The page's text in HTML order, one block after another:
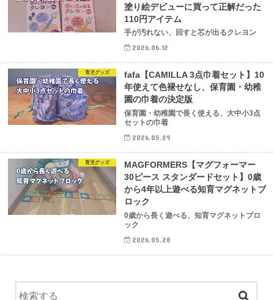
塗り絵デビューに買って正解だった
110円アイテム
手が汚れない、回すと芯が出るクレヨン
2026.06.12
育児グッズ
fafa【CAMILLA 3点巾着セット】10
年使えて色褪せなし、保育園・幼稚
園の巾着の決定版
保育園・幼稚園で長く使える、大中小3点
セットの巾着
2026.05.29
育児グッズ
MAGFORMERS【マグフォーマー
30ピース スタンダードセット】0歳
から4年以上遊べる知育マグネットブ
ロック
0歳から長く遊べる、知育マグネットブロ
ック
2026.05.28